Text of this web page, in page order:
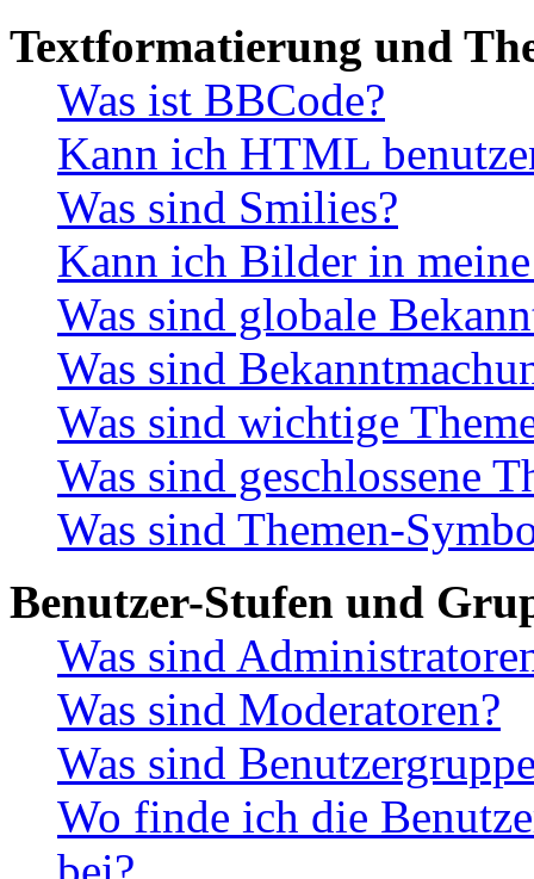
Textformatierung und
Was ist BBCode?
Kann ich HTML
Was sind Smilies?
Kann ich Bilder in
Was sind globale
Was sind
Was sind wichtige
Was sind geschlossene
Was sind Themen-
Benutzer-Stufen und
Was sind
Was sind Moderatoren?
Was sind
Wo finde ich die